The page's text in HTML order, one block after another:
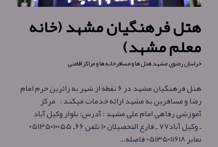
هتل فرهنگیان مشهد (خانه
معلم مشهد)
خراسان رضوی,مشهد,هتل ها و مسافرخانه ها و مراکز اقامتی
هتل فرهنگیان مشهد در ۶ نقطه از شهر به زائرین حرم امام
رضا و مسافرین به مشهد ارائه خدمات میکند : مرکز
آموزشی رفاهی امام علی مشهد : آدرس: بلوار وکیل آباد
ـ وکیل آباد۷۷ ـ فارغ التحصیلان ۱۰ تلفن ۶۶ـ ۰۵۱۳۵۰۱۰۰۵۵
نمابر ۰۵۱۳۵۰۱۱۶۱۸ فاصله…